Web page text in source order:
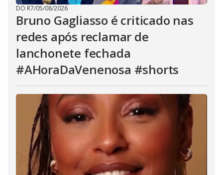
DO R7/05/08/2026
Bruno Gagliasso é criticado nas
redes após reclamar de
lanchonete fechada
#AHoraDaVenenosa #shorts